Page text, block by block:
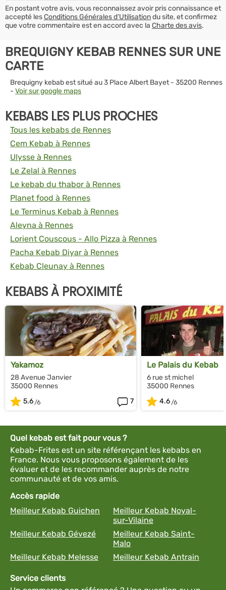
En postant votre avis, vous reconnaissez avoir pris connaissance et
accepté lesConditions Générales d’Utilisationdu site, et confirmez
que votre commentaire est en accord avec la Charte des avis.
BREQUIGNY KEBAB RENNES SUR UNE
CARTE
Brequigny kebab est situé au 3 Place Albert Bayet - 35200 Rennes
- Voir sur google maps
KEBABS LES PLUS PROCHES
Tous les kebabs de Rennes
Cem Kebab à Rennes
Ulysse à Rennes
Le Zelal à Rennes
Le kebab du thabor à Rennes
Planet food à Rennes
Le Terminus Kebab à Rennes
Aleyna à Rennes
Lorient Couscous - Allo Pizza à Rennes
Pacha Kebab Diyar à Rennes
Kebab Cleunay à Rennes
KEBABS À PROXIMITÉ
Yakamoz
28 Avenue Janvier
35000 Rennes
5.6
7
Le Palais du Kebab
6 rue st michel
35000 Rennes
4.6
Quel kebab est fait pour vous ?
Kebab-Frites est un site référençant les kebabs en
France. Nous vous proposons également de les
évaluer et de les recommander auprès de notre
communauté et de vos amis.
Accès rapide
Meilleur Kebab Guichen
Meilleur Kebab Noyal-
sur-Vilaine
Meilleur Kebab Gévezé
Meilleur Kebab Saint-
Malo
Meilleur Kebab Melesse
Meilleur Kebab Antrain
Service clients